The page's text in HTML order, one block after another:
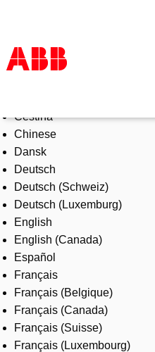
Products & Solutions
Industries
Services
About us
Where to buy
Contact us
Careers
Čeština
Chinese
Dansk
Deutsch
Deutsch (Schweiz)
Deutsch (Luxemburg)
English
English (Canada)
Español
Français
Français (Belgique)
Français (Canada)
Français (Suisse)
Français (Luxembourg)